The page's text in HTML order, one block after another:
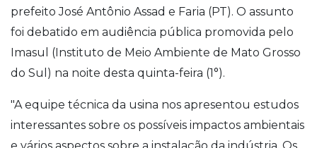
prefeito José Antônio Assad e Faria (PT). O assunto
foi debatido em audiência pública promovida pelo
Imasul (Instituto de Meio Ambiente de Mato Grosso
do Sul) na noite desta quinta-feira (1°).
"A equipe técnica da usina nos apresentou estudos
interessantes sobre os possíveis impactos ambientais